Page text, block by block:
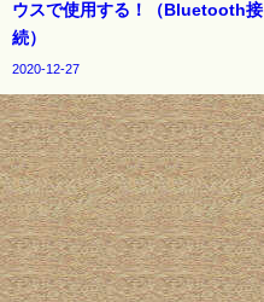
ウスで使用する！（Bluetooth接
続）
2020-12-27